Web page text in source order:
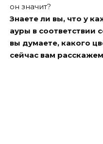
он значит?
Знаете ли вы, что у
ауры в соответствии
вы думаете, какого
сейчас вам